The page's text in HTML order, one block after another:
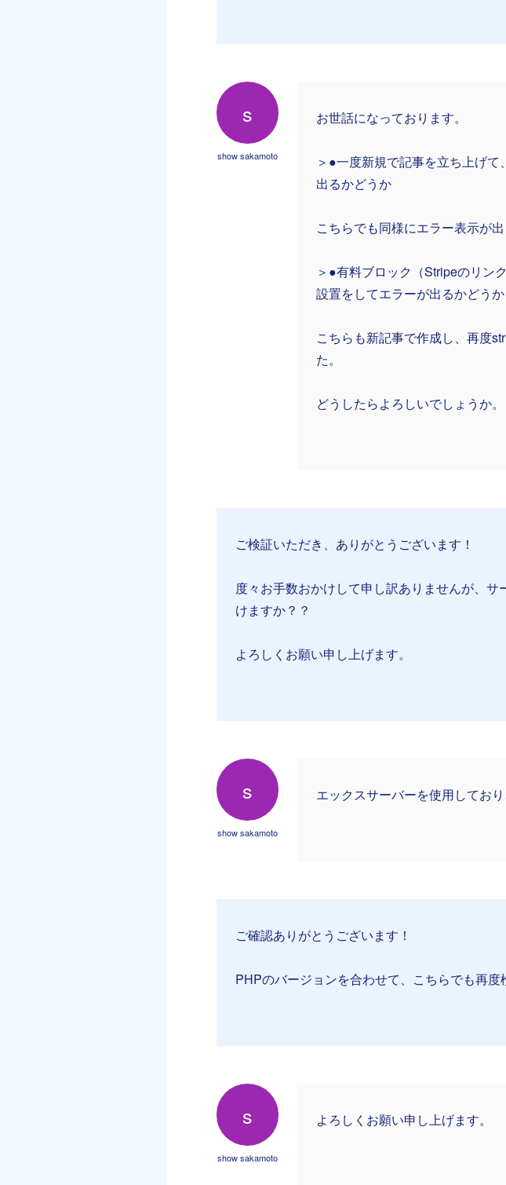
s
show sakamoto
お世話になっております。
＞●一度新規で記事を立ち上げ
出るかどうか
こちらでも同様にエラー表示が出
＞●有料ブロック（Stripeのリン
設置をしてエラーが出るかどうか
こちらも新記事で作成し、再度
た。
どうしたらよろしいでしょうか。
ご検証いただき、ありがとうございます！
度々お手数おかけして申し訳ありませんが、
けますか？？
よろしくお願い申し上げます。
s
show sakamoto
エックスサーバーを使用してお
ご確認ありがとうございます！
PHPのバージョンを合わせて、こちらでも再度
s
show sakamoto
よろしくお願い申し上げます。